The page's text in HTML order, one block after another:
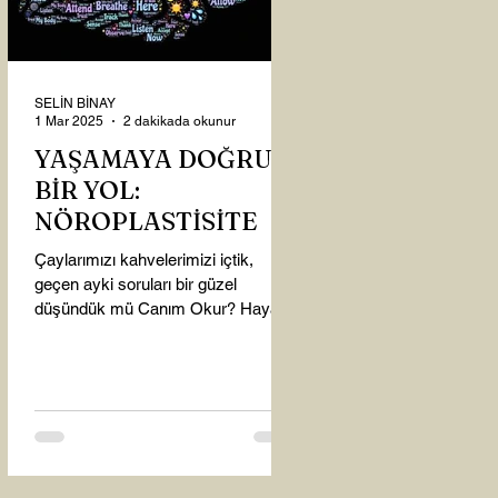
YAŞAMAYA DOĞRU
BİR YOL:
NÖROPLASTİSİTE
Çaylarımızı kahvelerimizi içtik,
geçen ayki soruları bir güzel
düşündük mü Canım Okur? Hayatta
SELİN BİNAY
1 Mar 2025
2 dakikada okunur